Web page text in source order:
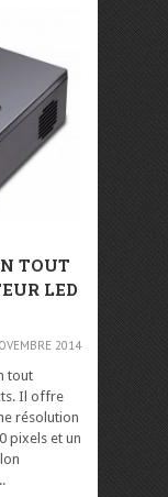
TOUT
LED
2014
tout
Il offre
résolution
pixels et un